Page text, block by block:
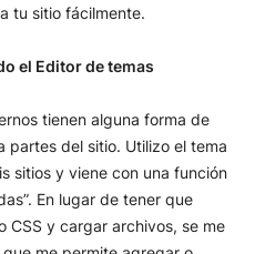
tu sitio fácilmente.
el Editor de temas
tienen alguna forma de
partes del sitio. Utilizo el tema
sitios y viene con una función
En lugar de tener que
CSS y cargar archivos, se me